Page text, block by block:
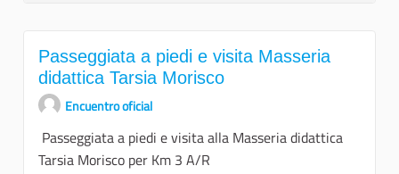
Passeggiata a piedi e visita Masseria
didattica Tarsia Morisco
Encuentro oficial
Passeggiata a piedi e visita alla Masseria didattica
Tarsia Morisco per Km 3 A/R